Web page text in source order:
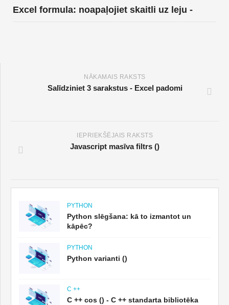
Excel formula: noapaļojiet skaitli uz leju -
NĀKAMAIS RAKSTS
Salīdziniet 3 sarakstus - Excel padomi
IEPRIEKŠĒJAIS RAKSTS
Javascript masīva filtrs ()
PYTHON
Python slēgšana: kā to izmantot un
kāpēc?
PYTHON
Python varianti ()
C ++
C ++ cos () - C ++ standarta bibliotēka